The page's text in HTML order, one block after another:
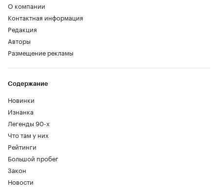
О компании
Контактная информация
Редакция
Авторы
Размещение рекламы
Содержание
Новинки
Изнанка
Легенды 90-х
Что там у них
Рейтинги
Большой пробег
Закон
Новости